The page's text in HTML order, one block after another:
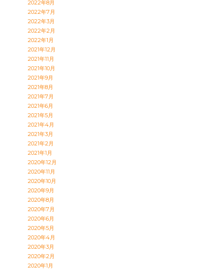
2022年8月
2022年7月
2022年3月
2022年2月
2022年1月
2021年12月
2021年11月
2021年10月
2021年9月
2021年8月
2021年7月
2021年6月
2021年5月
2021年4月
2021年3月
2021年2月
2021年1月
2020年12月
2020年11月
2020年10月
2020年9月
2020年8月
2020年7月
2020年6月
2020年5月
2020年4月
2020年3月
2020年2月
2020年1月